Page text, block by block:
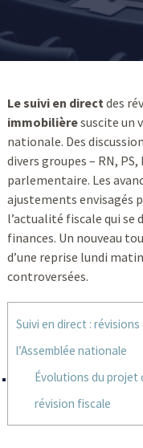
Le suivi en directdes
immobilièresuscite un
nationale. Des
divers groupes – RN,
parlementaire. Les
ajustements envisagés
l’actualité fiscale qui se
finances. Un nouveau
d’une reprise lundi
controversées.
Suivi en direct :
l’Assemblée nationale
Évolutions du projet
révision fiscale